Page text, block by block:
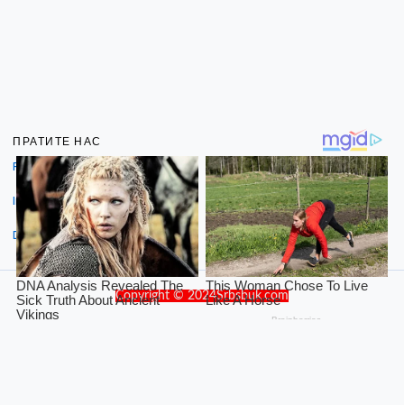
ПРАТИТЕ НАС
Facebook
Instagram
Dribbble
Copyright © 2024Srbsbuk.com